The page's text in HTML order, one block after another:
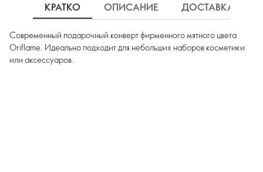
КРАТКО ОПИСАНИЕ ДОСТАВКА
Современный подарочный конверт фирменного мятного цвета
Oriflame. Идеально подходит для небольших наборов косметики
или аксессуаров.